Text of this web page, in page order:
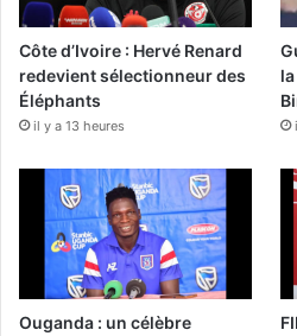
Côte d’Ivoire : Hervé Renard
redevient sélectionneur des
Éléphants
il y a 13 heures
Ouganda : un célèbre